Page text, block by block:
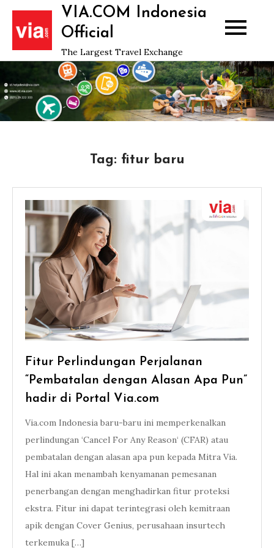
Skip
content
VIA.COM Indonesia
Official
The Largest Travel Exchange
Tag: fitur baru
Fitur Perlindungan Perjalanan
“Pembatalan dengan Alasan Apa Pun”
hadir di Portal Via.com
Via.com Indonesia baru-baru ini memperkenalkan
perlindungan ‘Cancel For Any Reason‘ (CFAR) atau
pembatalan dengan alasan apa pun kepada Mitra Via.
Hal ini akan menambah kenyamanan pemesanan
penerbangan dengan menghadirkan fitur proteksi
ekstra. Fitur ini dapat terintegrasi oleh kemitraan
apik dengan Cover Genius, perusahaan insurtech
terkemuka […]